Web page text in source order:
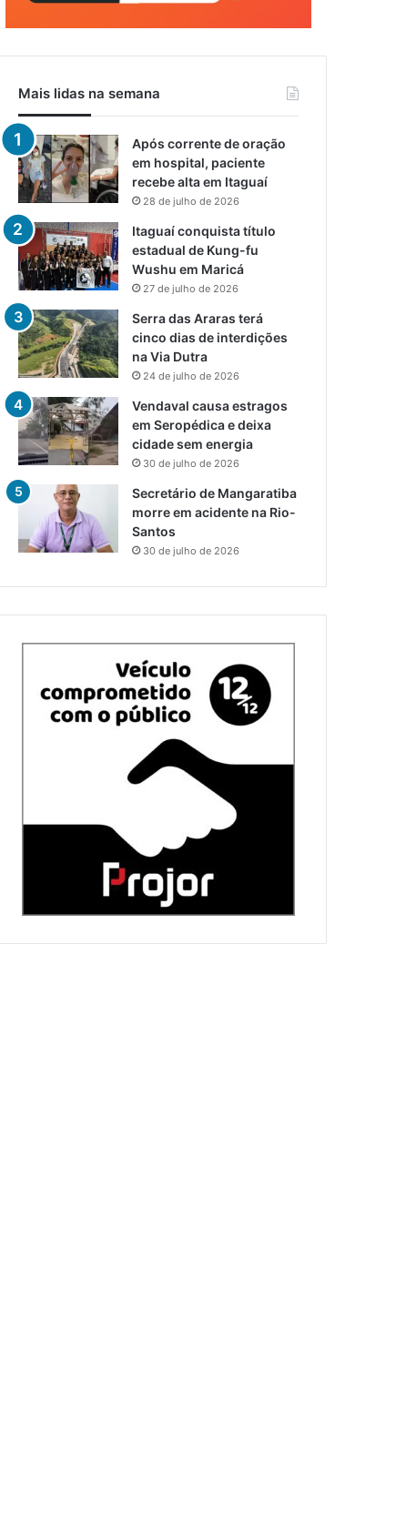
Mais lidas na semana
Após corrente de oração
em hospital, paciente
recebe alta em Itaguaí
28 de julho de 2026
Itaguaí conquista título
estadual de Kung-fu
Wushu em Maricá
27 de julho de 2026
Serra das Araras terá
cinco dias de interdições
na Via Dutra
24 de julho de 2026
Vendaval causa estragos
em Seropédica e deixa
cidade sem energia
30 de julho de 2026
Secretário de Mangaratiba
morre em acidente na Rio-
Santos
30 de julho de 2026